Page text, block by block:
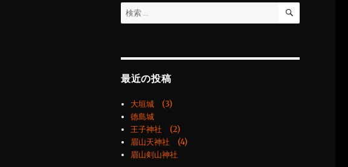
検
索:
検
最近の投稿
大垣城 (3)
徳島城
王子神社 (2)
眉山天神社 (4)
眉山剣山神社